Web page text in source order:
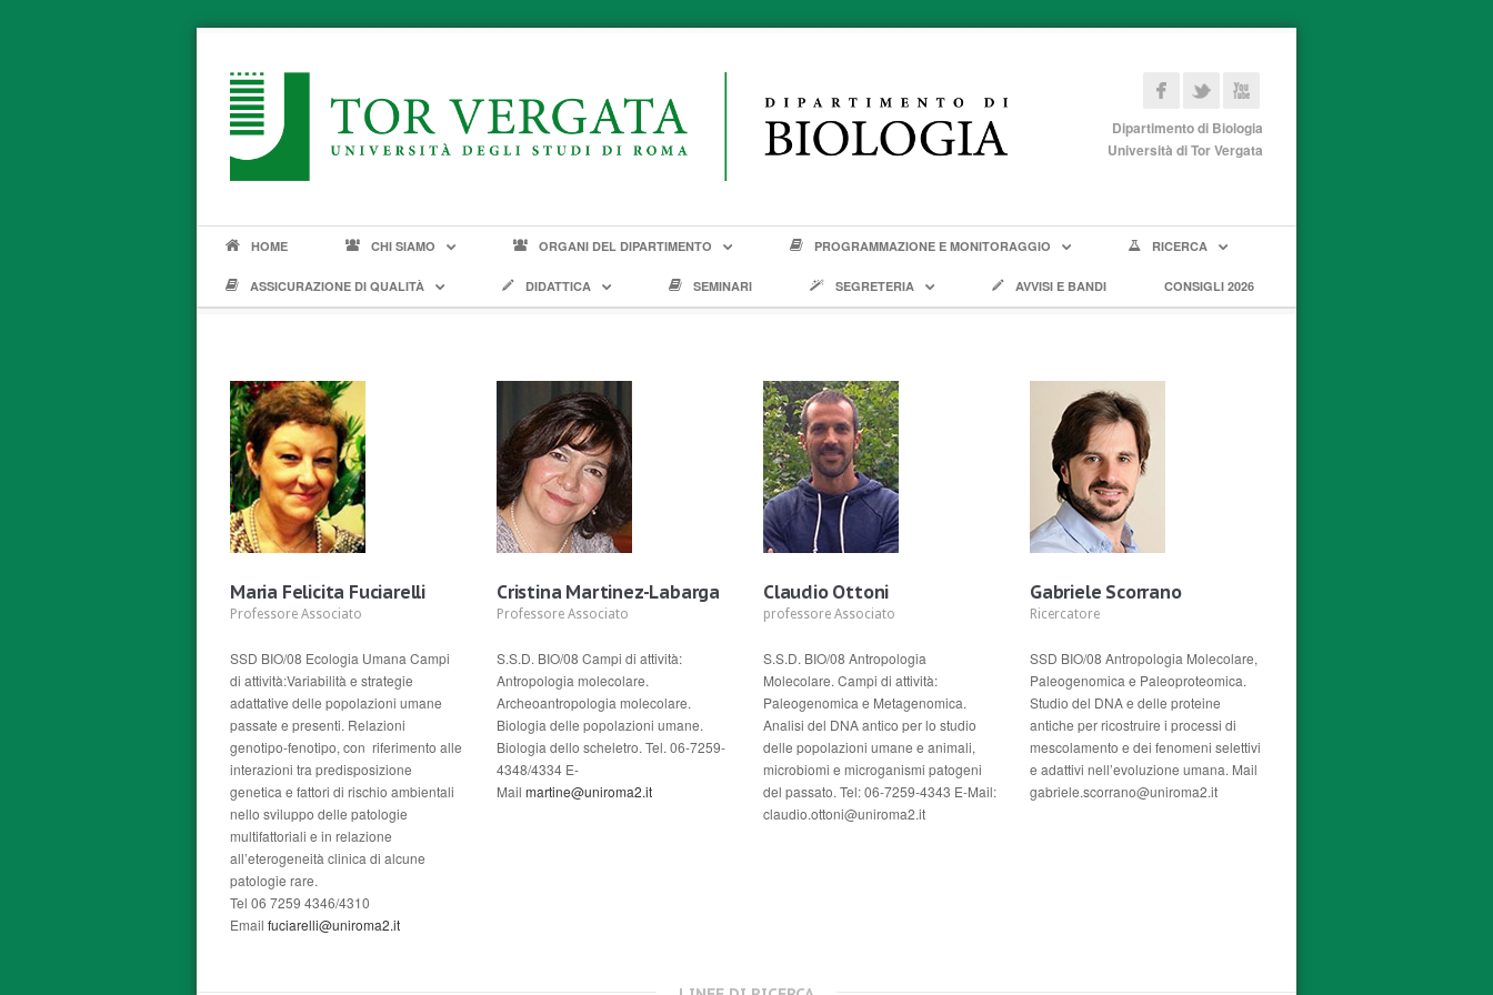
Dipartimento di Biologia
Università di Tor Vergata
HOME CHI SIAMO ORGANI DEL DIPARTIMENTO PROGRAMMAZIONE E MONITORAGGIO RICERCA
ASSICURAZIONE DI QUALITÀ DIDATTICA SEMINARI SEGRETERIA AVVISI E BANDI CONSIGLI 2026
Maria Felicita Fuciarelli
Professore Associato
SSD BIO/08 Ecologia Umana Campi
di attività:Variabilità e strategie
adattative delle popolazioni umane
passate e presenti. Relazioni
genotipo-fenotipo, con riferimento alle
interazioni tra predisposizione
genetica e fattori di rischio ambientali
nello sviluppo delle patologie
multifattoriali e in relazione
all’eterogeneità clinica di alcune
patologie rare.
Tel 06 7259 4346/4310
Email fuciarelli@uniroma2.it
Cristina Martinez-Labarga
Professore Associato
S.S.D. BIO/08 Campi di attività:
Antropologia molecolare.
Archeoantropologia molecolare.
Biologia delle popolazioni umane.
Biologia dello scheletro. Tel. 06-7259-
4348/4334 E-
Mail martine@uniroma2.it
Claudio Ottoni
professore Associato
S.S.D. BIO/08 Antropologia
Molecolare. Campi di attività:
Paleogenomica e Metagenomica.
Analisi del DNA antico per lo studio
delle popolazioni umane e animali,
microbiomi e microganismi patogeni
del passato. Tel: 06-7259-4343 E-Mail:
claudio.ottoni@uniroma2.it
Gabriele Scorrano
Ricercatore
SSD BIO/08 Antropologia Molecolare,
Paleogenomica e Paleoproteomica.
Studio del DNA e delle proteine
antiche per ricostruire i processi di
mescolamento e dei fenomeni selettivi
e adattivi nell’evoluzione umana. Mail
gabriele.scorrano@uniroma2.it